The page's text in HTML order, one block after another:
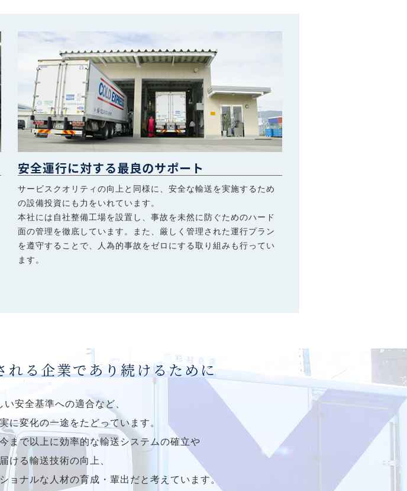
安全運行に対する最良のサポート
サービスクオリティの向上と同様に、安全な輸送を実施するため
の設備投資にも力をいれています。
本社には自社整備工場を設置し、事故を未然に防ぐためのハード
面の管理を徹底しています。また、厳しく管理された運行プラン
を遵守することで、人為的事故をゼロにする取り組みも行ってい
ます。
る企業であり続けるために
安全基準への適合など、
に変化の一途をたどっています。
まで以上に効率的な輸送システムの確立や
ける輸送技術の向上、
ナルな人材の育成・輩出だと考えています。